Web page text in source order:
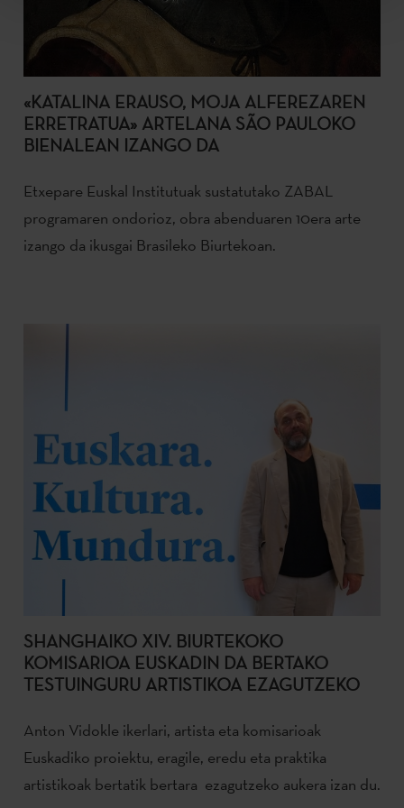
«KATALINA ERAUSO, MOJA ALFEREZAREN
ERRETRATUA» ARTELANA SÃO PAULOKO
BIENALEAN IZANGO DA
Etxepare Euskal Institutuak sustatutako ZABAL
programaren ondorioz, obra abenduaren 10era arte
izango da ikusgai Brasileko Biurtekoan.
SHANGHAIKO XIV. BIURTEKOKO
KOMISARIOA EUSKADIN DA BERTAKO
TESTUINGURU ARTISTIKOA EZAGUTZEKO
Anton Vidokle ikerlari, artista eta komisarioak
Euskadiko proiektu, eragile, eredu eta praktika
artistikoak bertatik bertara ezagutzeko aukera izan du.